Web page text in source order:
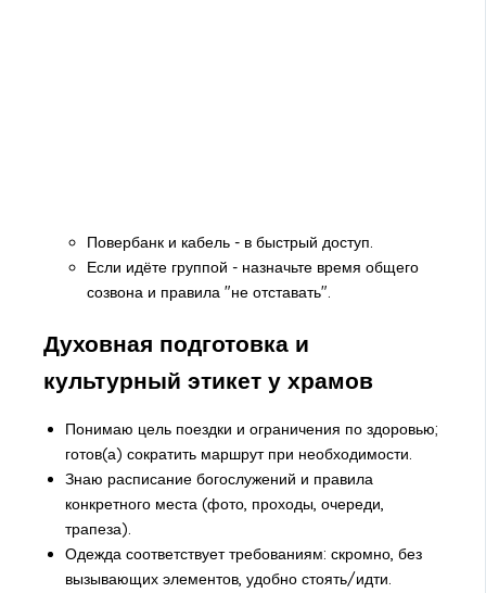
Повербанк и кабель - в быстрый доступ.
Если идёте группой - назначьте время общего
созвона и правила "не отставать".
Духовная подготовка и
культурный этикет у храмов
Понимаю цель поездки и ограничения по здоровью;
готов(а) сократить маршрут при необходимости.
Знаю расписание богослужений и правила
конкретного места (фото, проходы, очереди,
трапеза).
Одежда соответствует требованиям: скромно, без
вызывающих элементов, удобно стоять/идти.